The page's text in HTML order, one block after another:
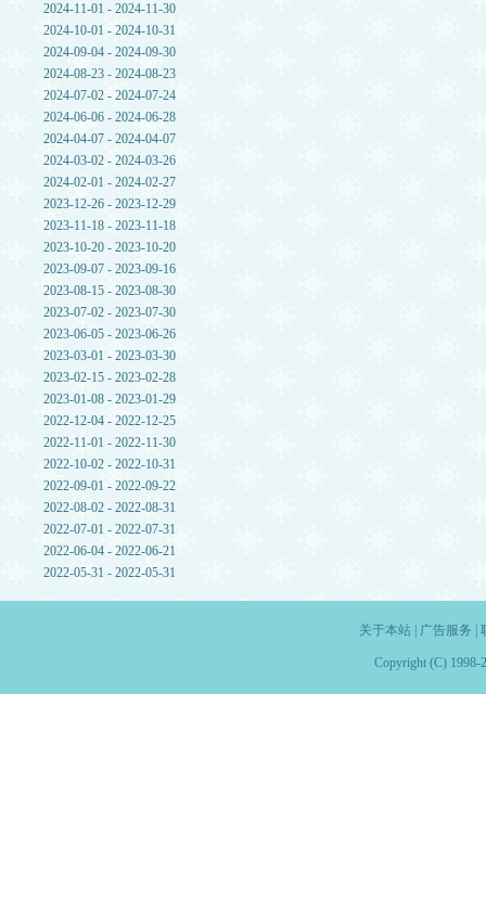
2024-11-01 - 2024-11-30
2024-10-01 - 2024-10-31
2024-09-04 - 2024-09-30
2024-08-23 - 2024-08-23
2024-07-02 - 2024-07-24
2024-06-06 - 2024-06-28
2024-04-07 - 2024-04-07
2024-03-02 - 2024-03-26
2024-02-01 - 2024-02-27
2023-12-26 - 2023-12-29
2023-11-18 - 2023-11-18
2023-10-20 - 2023-10-20
2023-09-07 - 2023-09-16
2023-08-15 - 2023-08-30
2023-07-02 - 2023-07-30
2023-06-05 - 2023-06-26
2023-03-01 - 2023-03-30
2023-02-15 - 2023-02-28
2023-01-08 - 2023-01-29
2022-12-04 - 2022-12-25
2022-11-01 - 2022-11-30
2022-10-02 - 2022-10-31
2022-09-01 - 2022-09-22
2022-08-02 - 2022-08-31
2022-07-01 - 2022-07-31
2022-06-04 - 2022-06-21
2022-05-31 - 2022-05-31
关于本站| 广告服务
Copyright (C) 1998-